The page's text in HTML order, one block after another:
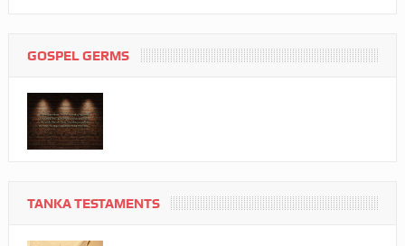
GOSPEL GERMS
TANKA TESTAMENTS